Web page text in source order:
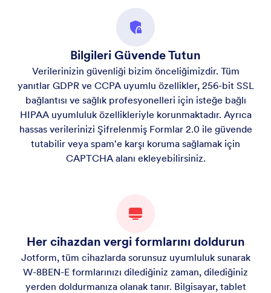
Bilgileri Güvende Tutun
Verilerinizin güvenliği bizim önceliğimizdir. Tüm
yanıtlar GDPR ve CCPA uyumlu özellikler, 256-bit SSL
bağlantısı ve sağlık profesyonelleri için isteğe bağlı
HIPAA uyumluluk özellikleriyle korunmaktadır. Ayrıca
hassas verilerinizi Şifrelenmiş Formlar 2.0 ile güvende
tutabilir veya spam'e karşı koruma sağlamak için
CAPTCHA alanı ekleyebilirsiniz.
Her cihazdan vergi formlarını doldurun
Jotform, tüm cihazlarda sorunsuz uyumluluk sunarak
W-8BEN-E formlarınızı dilediğiniz zaman, dilediğiniz
yerden doldurmanıza olanak tanır. Bilgisayar, tablet